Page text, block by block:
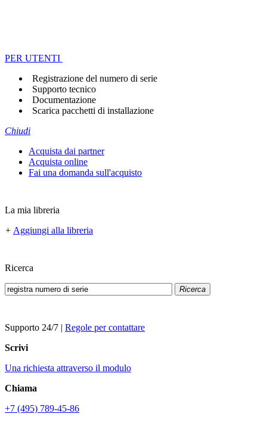
PER UTENTI
Registrazione del numero di serie
Supporto tecnico
Documentazione
Scarica pacchetti di installazione
Chiudi
Acquista dai partner
Acquista online
Fai una domanda sull'acquisto
La mia libreria
+ Aggiungi alla libreria
Ricerca
Ricerca
Supporto 24/7 | Regole per contattare
Scrivi
Una richiesta attraverso il modulo
Chiama
+7 (495) 789-45-86